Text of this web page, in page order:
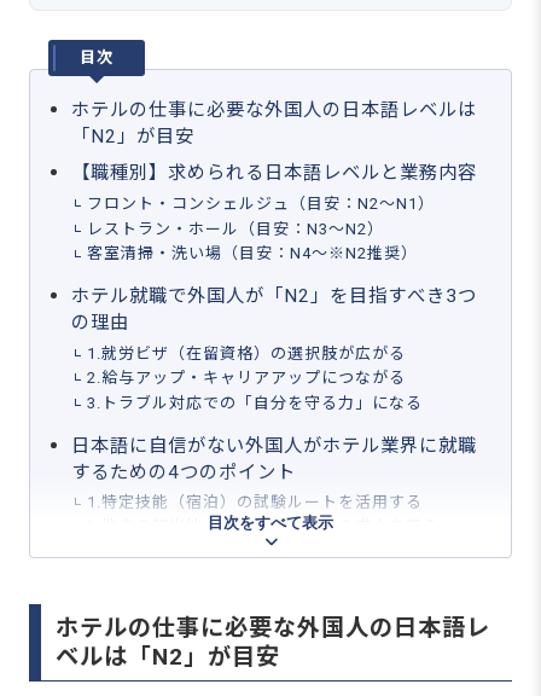
目次
ホテルの仕事に必要な外国人の日本語レベルは
「N2」が目安
【職種別】求められる日本語レベルと業務内容
フロント・コンシェルジュ（目安：N2～N1）
レストラン・ホール（目安：N3～N2）
客室清掃・洗い場（目安：N4～※N2推奨）
ホテル就職で外国人が「N2」を目指すべき3つ
の理由
1.就労ビザ（在留資格）の選択肢が広がる
2.給与アップ・キャリアアップにつながる
3.トラブル対応での「自分を守る力」になる
日本語に自信がない外国人がホテル業界に就職
するための4つのポイント
1.特定技能（宿泊）の試験ルートを活用する
2.地方の観光地・リゾートホテルの求人を狙う
3.インターンシップやアルバイトから実績を作る
ホテル就職で外国人に必要な日本語レベルに関
するよくある質問
今の日本語レベルで働けるホテルを探すなら
目次をすべて表示
ホテルの仕事に必要な外国人の日本語レ
ベルは「N2」が目安